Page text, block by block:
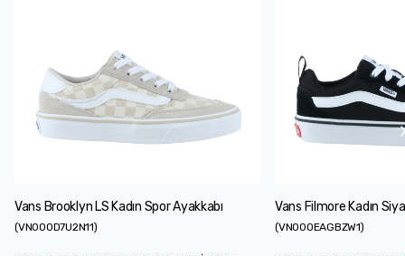
Vans Brooklyn LS Kadın Spor Ayakkabı
(VN000D7U2N11)
Vans Filmore Kadın
(VN000EAGBZW1)